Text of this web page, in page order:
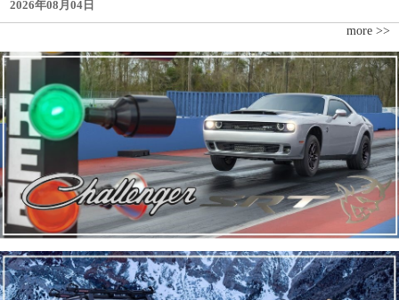
2026年08月04日
more >>